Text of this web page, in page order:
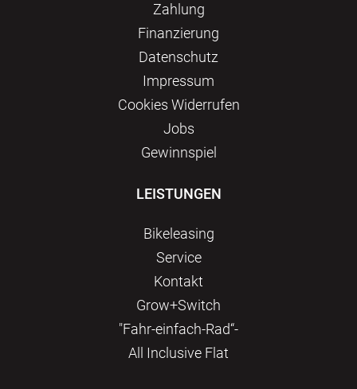
Zahlung
Finanzierung
Datenschutz
Impressum
Сookies Widerrufen
Jobs
Gewinnspiel
LEISTUNGEN
Bikeleasing
Service
Kontakt
Grow+Switch
"Fahr-einfach-Rad“-
All Inclusive Flat